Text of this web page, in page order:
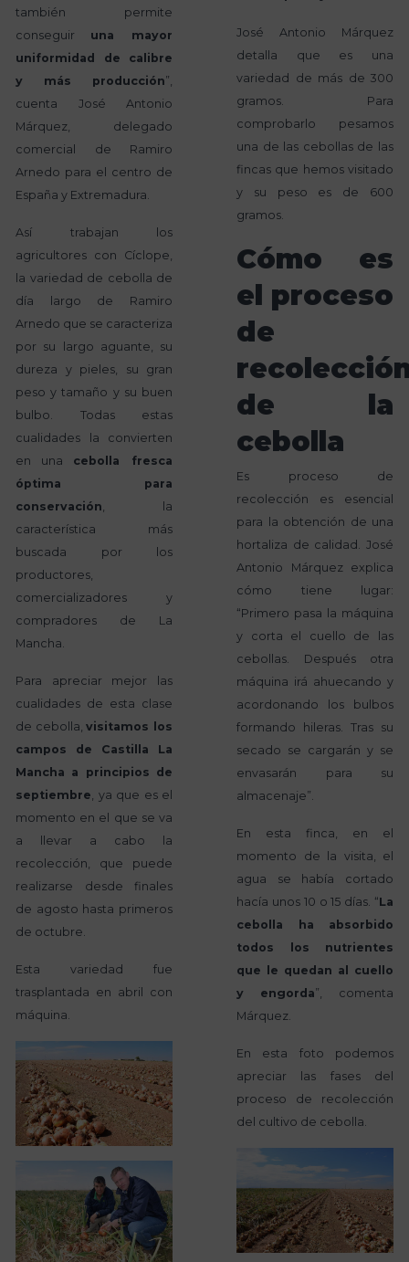
también permite
conseguir una mayor
uniformidad de calibre
y más producción”,
cuenta José Antonio
Márquez, delegado
comercial de Ramiro
Arnedo para el centro de
España y Extremadura.
Así trabajan los
agricultores con Cíclope,
la variedad de cebolla de
día largo de Ramiro
Arnedo que se caracteriza
por su largo aguante, su
dureza y pieles, su gran
peso y tamaño y su buen
bulbo. Todas estas
cualidades la convierten
en una cebolla fresca
óptima para
conservación , la
característica más
buscada por los
productores,
comercializadores y
compradores de La
Mancha.
Para apreciar mejor las
cualidades de esta clase
de cebolla, visitamos los
campos de Castilla La
Mancha a principios de
septiembre , ya que es el
momento en el que se va
a llevar a cabo la
recolección, que puede
realizarse desde finales
de agosto hasta primeros
de octubre.
Esta variedad fue
trasplantada en abril con
máquina.
José Antonio Márquez
detalla que es una
variedad de más de 300
gramos. Para
comprobarlo pesamos
una de las cebollas de las
fincas que hemos visitado
y su peso es de 600
gramos.
Cómo es
el proceso
de
de la
cebolla
Es proceso de
recolección es esencial
para la obtención de una
hortaliza de calidad. José
Antonio Márquez explica
cómo tiene lugar:
“Primero pasa la máquina
y corta el cuello de las
cebollas. Después otra
máquina irá ahuecando y
acordonando los bulbos
formando hileras. Tras su
secado se cargarán y se
envasarán para su
almacenaje”.
En esta finca, en el
momento de la visita, el
agua se había cortado
hacía unos 10 o 15 días. “La
cebolla ha absorbido
todos los nutrientes
que le quedan al cuello
y engorda”, comenta
Márquez.
En esta foto podemos
apreciar las fases del
proceso de recolección
del cultivo de cebolla.